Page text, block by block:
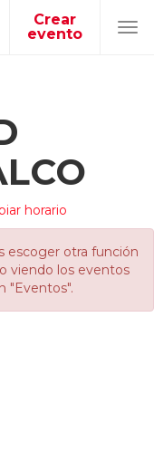
Crear
evento
horario
escoger otra función
viendo los eventos
"Eventos".